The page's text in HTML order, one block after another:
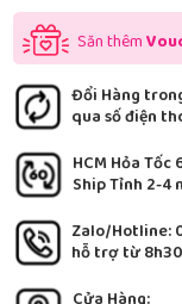
Săn thêm
Đổi Hàng
qua số điện
HCM Hỏa Tốc
Ship Tỉnh 2-4
Zalo/Hotline:
hỗ trợ từ